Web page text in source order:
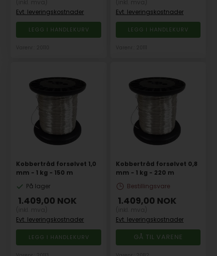
Evt. leveringskostnader
Evt. leveringskostnader
Kobbertråd forsølvet 1,0
mm - 1 kg - 150 m
På lager
1.409,00 NOK
Evt. leveringskostnader
Kobbertråd forsølvet 0,8
mm - 1 kg - 220 m
Bestillingsvare
1.409,00 NOK
Evt. leveringskostnader
GÅ TIL VARENE